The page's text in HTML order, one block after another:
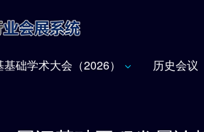
础学术大会（2026） 历史会议